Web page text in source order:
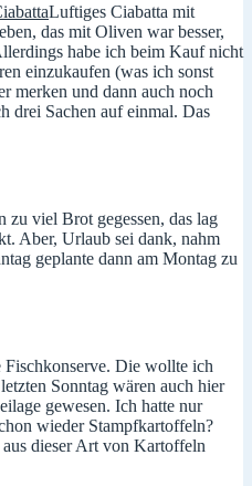
Luftiges Ciabatta mit
das mit Oliven war besser,
habe ich beim Kauf nicht
einzukaufen (was ich sonst
merken und dann auch noch
drei Sachen auf einmal. Das
zu viel Brot gegessen, das lag
Aber, Urlaub sei dank, nahm
geplante dann am Montag zu
Die wollte ich
Sonntag wären auch hier
gewesen. Ich hatte nur
wieder Stampfkartoffeln?
dieser Art von Kartoffeln